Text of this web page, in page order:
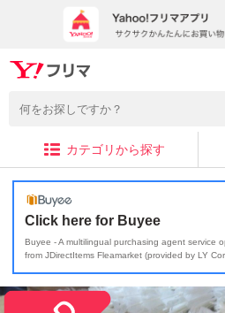
カテゴリから探す
Click here for Buyee
Buyee - A multilingual purchasing agent service
from JDirectItems Fleamarket (provided by LY